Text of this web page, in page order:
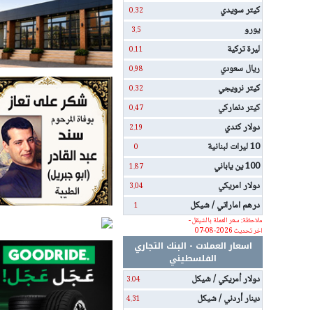
كيتر سويدي 0.32
يورو 3.5
ليرة تركية 0.11
ريال سعودي 0.98
كيتر نرويجي 0.32
كيتر دنماركي 0.47
دولار كندي 2.19
10 ليرات لبنانية 0
100 ين ياباني 1.87
دولار امريكي 3.04
درهم اماراتي / شيكل
1
ملاحظة: سعر العملة بالشيقل -
اخر تحديث 2026-08-07
اسعار العملات - البنك التجاري
الفلسطيني
دولار أمريكي / شيكل
3.04
دينار أردني / شيكل 4.31